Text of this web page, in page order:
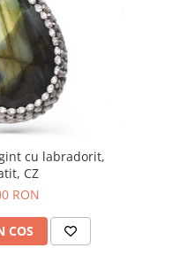
cu labradorit,
CZ
RON
COS